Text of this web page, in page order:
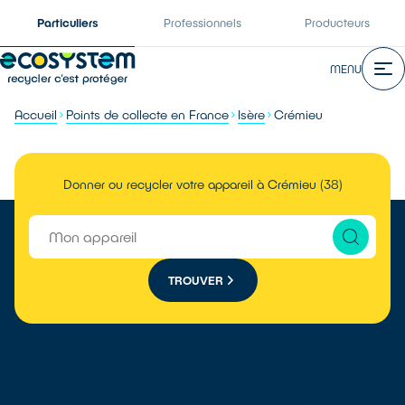
Particuliers Professionnels Producteurs
MENU
Accueil Points de collecte en France Isère Crémieu
Donner ou recycler votre appareil à Crémieu (38)
TROUVER